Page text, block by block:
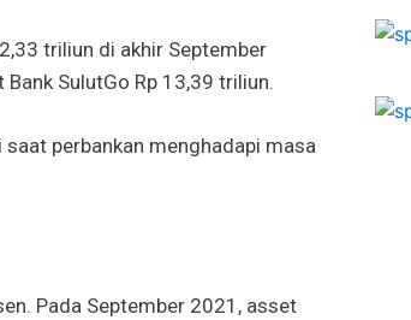
triliun di akhir September
SulutGo Rp 13,39 triliun.
perbankan menghadapi masa
Pada September 2021, asset